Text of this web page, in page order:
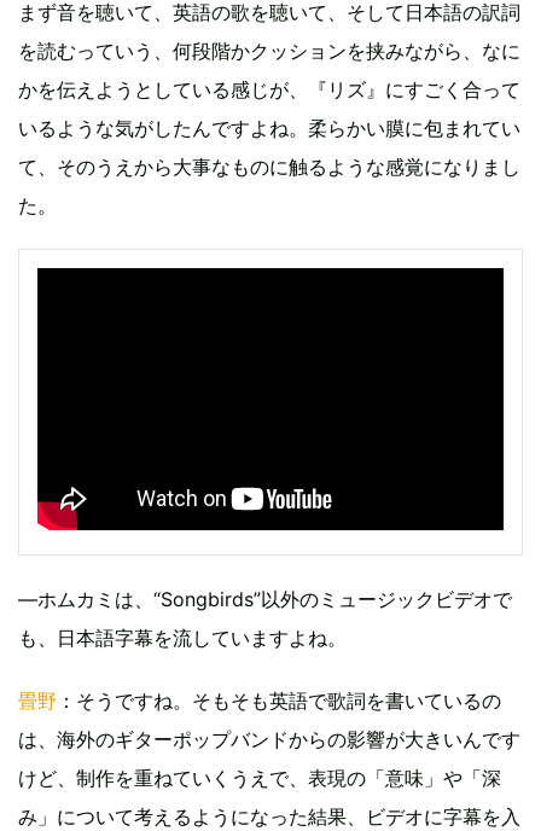
まず音を聴いて、英語の歌を聴いて、そして日本語の訳詞
を読むっていう、何段階かクッションを挟みながら、なに
かを伝えようとしている感じが、『リズ』にすごく合って
いるような気がしたんですよね。柔らかい膜に包まれてい
て、そのうえから大事なものに触るような感覚になりまし
た。
—ホムカミは、“Songbirds”以外のミュージックビデオで
も、日本語字幕を流していますよね。
畳野 ：そうですね。そもそも英語で歌詞を書いているの
は、海外のギターポップバンドからの影響が大きいんです
けど、制作を重ねていくうえで、表現の「意味」や「深
み」について考えるようになった結果、ビデオに字幕を入